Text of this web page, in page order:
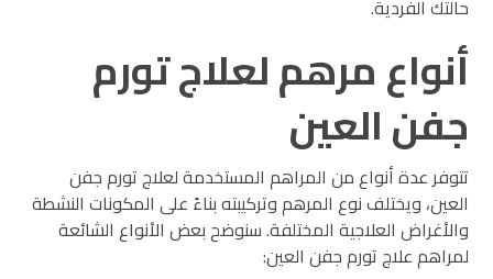
حالتك الفردية.
أنواع مرهم لعلاج تورم
جفن العين
تتوفر عدة أنواع من المراهم المستخدمة لعلاج تورم جفن
العين، ويختلف نوع المرهم وتركيبته بناءً على المكونات النشطة
والأغراض العلاجية المختلفة. سنوضح بعض الأنواع الشائعة
لمراهم علاج تورم جفن العين: